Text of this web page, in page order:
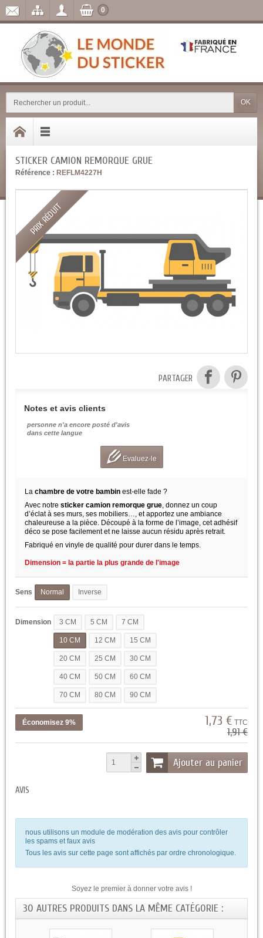
OK
0
STICKER CAMION REMORQUE GRUE
Référence : REFLM4227H
PRIX RÉDUIT
PARTAGER
Notes et avis clients
personne n'a encore posté d'avis
dans cette langue
Evaluez-le
La chambre de votre bambin est-elle fade ?
Avec notre sticker camion remorque grue, donnez un coup
d’éclat à ses murs, ses mobiliers…, et apportez une ambiance
chaleureuse a la pièce. Découpé à la forme de l’image, cet adhésif
déco se pose facilement et ne laisse aucun résidu après retrait.
Fabriqué en vinyle de qualité pour durer dans le temps.
Dimension = la partie la plus grande de l'image
Sens Normal Inverse
Dimension 3 CM 5 CM 7 CM
10 CM 12 CM 15 CM
20 CM 25 CM 30 CM
40 CM 50 CM 60 CM
70 CM 80 CM 90 CM
Économisez 9% 1,73 € TTC
1,91 €
Ajouter au panier
AVIS
nous utilisons un module de modération des avis pour contrôler
les spams et faux avis
Tous les avis sur cette page sont affichés par ordre chronologique.
Soyez le premier à donner votre avis !
30 AUTRES PRODUITS DANS LA MÊME CATÉGORIE :